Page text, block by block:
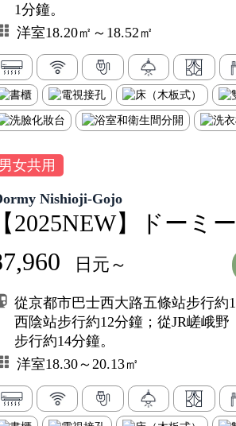
1分鐘。
洋室18.20㎡～18.52㎡
女共用
Nishioji-Gojo
2025NEW】ドーミ
日元～
從京都市巴士西大路五條站步行約
西陰站步行約12分鐘；從JR嵯峨
步行約14分鐘。
洋室18.30～20.13㎡